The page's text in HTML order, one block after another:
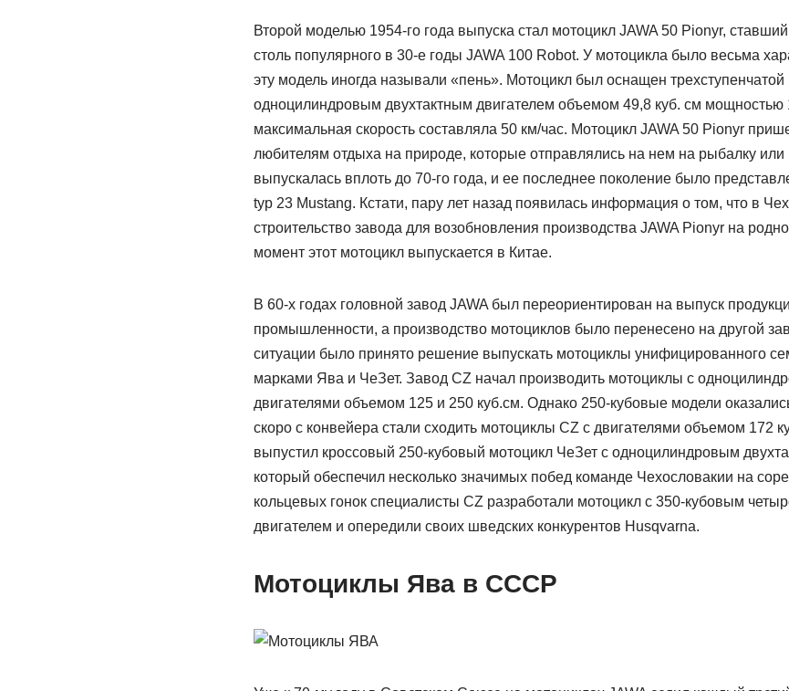
Второй моделью 1954-го года выпуска стал мотоцикл JAWA 50 Pionyr,
столь популярного в 30-е годы JAWA 100 Robot. У мотоцикла было весьма
эту модель иногда называли «пень». Мотоцикл был оснащен трехступенчатой
одноцилиндровым двухтактным двигателем объемом 49,8 куб. см мощностью
максимальная скорость составляла 50 км/час. Мотоцикл JAWA 50 Pionyr
любителям отдыха на природе, которые отправлялись на нем на рыбалку или
выпускалась вплоть до 70-го года, и ее последнее поколение было
typ 23 Mustang. Кстати, пару лет назад появилась информация о том, что в
строительство завода для возобновления производства JAWA Pionyr на
момент этот мотоцикл выпускается в Китае.
В 60-х годах головной завод JAWA был переориентирован на выпуск
промышленности, а производство мотоциклов было перенесено на другой
ситуации было принято решение выпускать мотоциклы унифицированного
марками Ява и ЧеЗет. Завод CZ начал производить мотоциклы с
двигателями объемом 125 и 250 куб.см. Однако 250-кубовые модели
скоро с конвейера стали сходить мотоциклы CZ с двигателями объемом 172
выпустил кроссовый 250-кубовый мотоцикл ЧеЗет с одноцилиндровым
который обеспечил несколько значимых побед команде Чехословакии на
кольцевых гонок специалисты CZ разработали мотоцикл с 350-кубовым
двигателем и опередили своих шведских конкурентов Husqvarna.
Мотоциклы Ява в СССР